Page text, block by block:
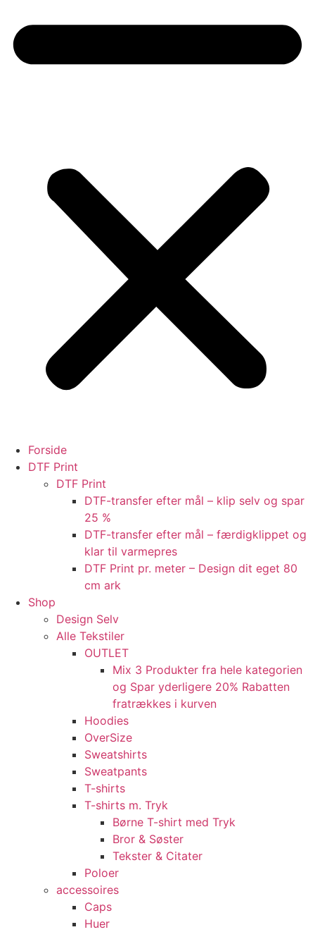
Forside
DTF Print
DTF Print
DTF-transfer efter mål – klip selv og spar
25 %
DTF-transfer efter mål – færdigklippet og
klar til varmepres
DTF Print pr. meter – Design dit eget 80
cm ark
Shop
Design Selv
Alle Tekstiler
OUTLET
Mix 3 Produkter fra hele kategorien
og Spar yderligere 20% Rabatten
fratrækkes i kurven
Hoodies
OverSize
Sweatshirts
Sweatpants
T-shirts
T-shirts m. Tryk
Børne T-shirt med Tryk
Bror & Søster
Tekster & Citater
Poloer
accessoires
Caps
Huer